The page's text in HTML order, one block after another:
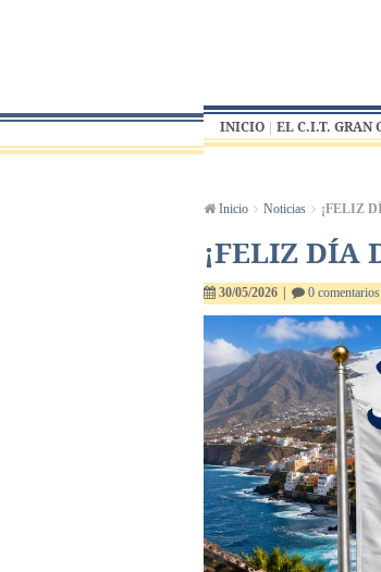
INICIO EL C.I.T. GRAN
Inicio Noticias ¡FELIZ
¡FELIZ DÍA
30/05/2026 0 comentarios